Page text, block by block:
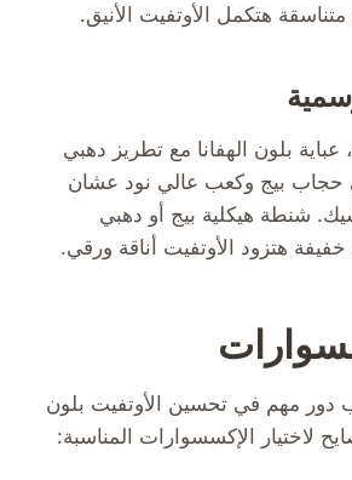
هتكمل الأوتفيت الأنيق.
عباية بلون الهفانا مع تطريز دهبي
حجاب بيج وكعب عالي نود عشان
شنطة هيكلية بيج أو دهبي
هتزود الأوتفيت أناقة ورقي.
دور مهم في تحسين الأوتفيت بلون
لاختيار الإكسسوارات المناسبة: